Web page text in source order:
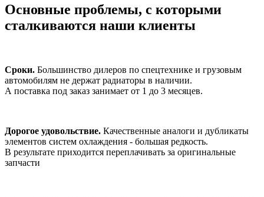
Основные проблемы, с которыми
сталкиваются наши клиенты
Сроки. Большинство дилеров по спецтехнике и грузовым
автомобилям не держат радиаторы в наличии.
А поставка под заказ занимает от 1 до 3 месяцев.
Дорогое удовольствие. Качественные аналоги и дубликаты
элементов систем охлаждения - большая редкость.
В результате приходится переплачивать за оригинальные
запчасти